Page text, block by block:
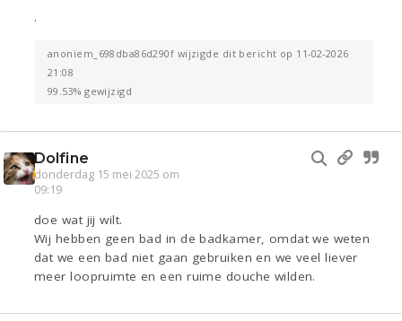
.
anoniem_698dba86d290f wijzigde dit bericht op 11-02-2026
21:08
99.53% gewijzigd
Dolfine
donderdag 15 mei 2025 om
09:19
doe wat jij wilt.
Wij hebben geen bad in de badkamer, omdat we weten
dat we een bad niet gaan gebruiken en we veel liever
meer loopruimte en een ruime douche wilden.